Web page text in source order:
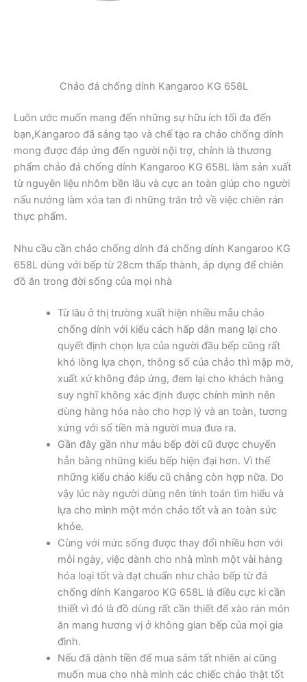
Chảo đá chống dính Kangaroo KG 658L
Luôn ước muốn mang đến những sự hữu ích tối đa đến
bạn,Kangaroo đã sáng tạo và chế tạo ra chảo chống dính
mong được đáp ứng đến người nội trợ, chính là thương
phẩm chảo đá chống dính Kangaroo KG 658L làm sản xuất
từ nguyên liệu nhôm bền lâu và cực an toàn giúp cho người
nấu nướng làm xóa tan đi những trăn trở về việc chiên rán
thực phẩm.
Nhu cầu cần chảo chống dính đá chống dính Kangaroo KG
658L dùng với bếp từ 28cm thấp thành, áp dụng để chiên
đồ ăn trong đời sống của mọi nhà
Từ lâu ở thị trường xuất hiện nhiều mẫu chảo
chống dính với kiểu cách hấp dẫn mang lại cho
quyết định chọn lựa của người đầu bếp cũng rất
khó lòng lựa chọn, thông số của chảo thì mập mờ,
xuất xứ không đáp ứng, đem lại cho khách hàng
suy nghĩ không xác định được chính mình nên
dùng hàng hóa nào cho hợp lý và an toàn, tương
xứng với số tiền mà người mua đưa ra.
Gần đây gần như mẫu bếp đời cũ được chuyển
hẳn bằng những kiểu bếp hiện đại hơn. Vì thế
những kiểu chảo kiểu cũ chẳng còn hợp nữa. Do
vậy lúc này người dùng nên tính toán tìm hiểu và
lựa cho mình một món chảo tốt và an toàn sức
khỏe.
Cùng với mức sống được thay đổi nhiều hơn với
mỗi ngày, việc dành cho nhà mình một vài hàng
hóa loại tốt và đạt chuẩn như chảo bếp từ đá
chống dính Kangaroo KG 658L là điều cực kì cần
thiết vì đó là đồ dùng rất cần thiết để xào rán món
ăn mang hương vị ở không gian bếp của mọi gia
đình.
Nếu đã dành tiền để mua sắm tất nhiên ai cũng
muốn mua cho nhà mình các chiếc chảo thật tốt